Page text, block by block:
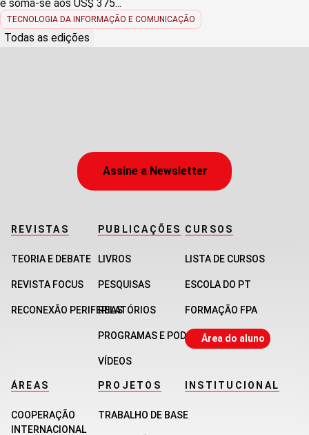
e soma-se aos US$ 375...
TECNOLOGIA DA INFORMAÇÃO E COMUNICAÇÃO
Todas as edições
Assine a Newsletter
REVISTAS
TEORIA E DEBATE
REVISTA FOCUS
RECONEXÃO PERIFERIAS
PUBLICAÇÕES
LIVROS
PESQUISAS
RELATÓRIOS
PROGRAMAS E PODCASTS
VÍDEOS
CURSOS
LISTA DE CURSOS
ESCOLA DO PT
FORMAÇÃO FPA
Área do aluno
ÁREAS
COOPERAÇÃO
INTERNACIONAL
PROJETOS
TRABALHO DE BASE
INSTITUCIONAL